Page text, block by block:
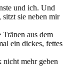
und ich. Und
sitzt sie neben mir
aus dem
ein dickes, fettes
mehr geben